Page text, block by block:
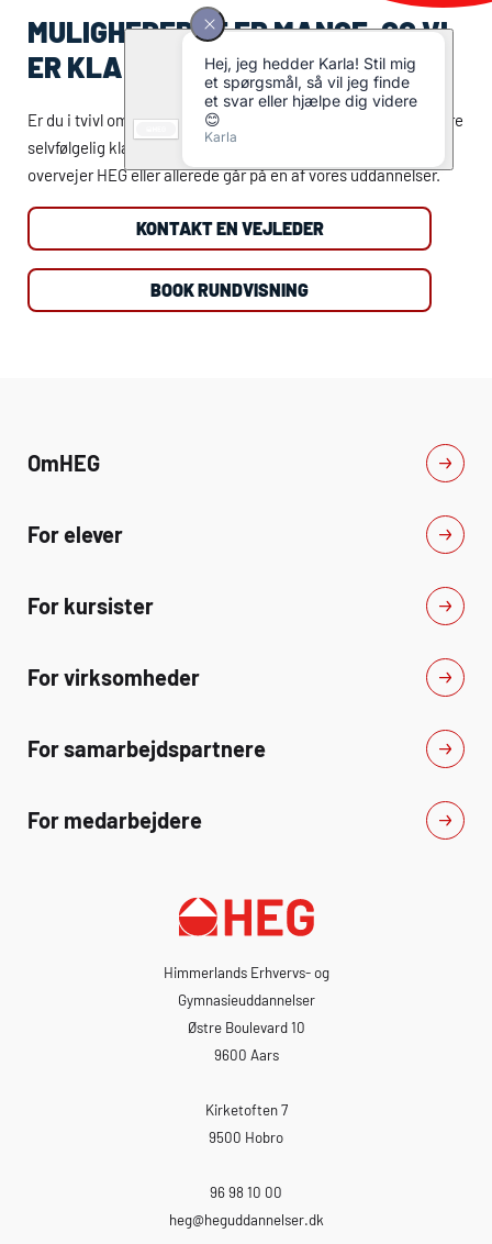
MULIGHEDERNE ER MANGE, OG VI
ER KLAR TIL AT HJÆLPE
Er du i tvivl om dine muligheder og dine valg, er vores vejledere
selvfølgelig klar til at hjælpe dig. Det gælder, uanset om du
overvejerHEGeller allerede går på en af vores uddannelser.
KONTAKT EN VEJLEDER
BOOK RUNDVISNING
OmHEG
For elever
For kursister
For virksomheder
For samarbejdspartnere
For medarbejdere
Himmerlands Erhvervs- og
Gymnasieuddannelser
Østre Boulevard 10
9600 Aars
Kirketoften 7
9500 Hobro
96 98 10 00
heg@heguddannelser.dk